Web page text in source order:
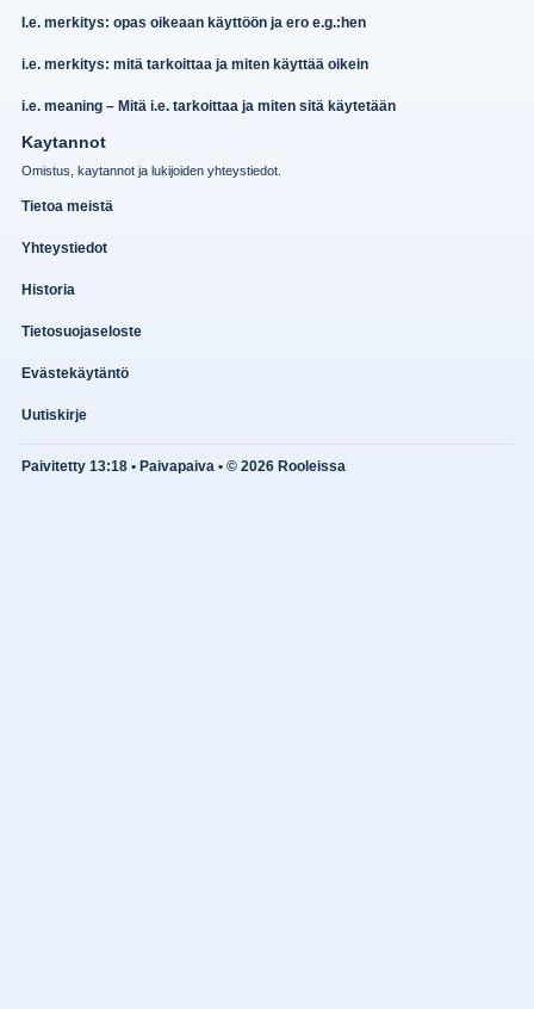
I.e. merkitys: opas oikeaan käyttöön ja ero e.g.:hen
i.e. merkitys: mitä tarkoittaa ja miten käyttää oikein
i.e. meaning – Mitä i.e. tarkoittaa ja miten sitä käytetään
Kaytannot
Omistus, kaytannot ja lukijoiden yhteystiedot.
Tietoa meistä
Yhteystiedot
Historia
Tietosuojaseloste
Evästekäytäntö
Uutiskirje
Paivitetty 13:18 • Paivapaiva • © 2026 Rooleissa